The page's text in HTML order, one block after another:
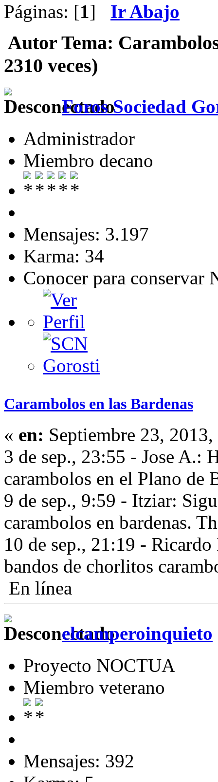
Páginas: [1] Ir Abajo
Autor Tema:
2310 veces)
Foros Sociedad
Administrador
Miembro decano
Mensajes: 3.197
Karma: 34
Conocer para conservar
Carambolos en las Bardenas
« en: Septiembre 23,
3 de sep., 23:55 - Jose A.:
carambolos en el Plano
9 de sep., 9:59 - Itziar:
carambolos en bardenas.
10 de sep., 21:19 -
bandos de chorlitos
En línea
elcamperoinquieto
Proyecto NOCTUA
Miembro veterano
Mensajes: 392